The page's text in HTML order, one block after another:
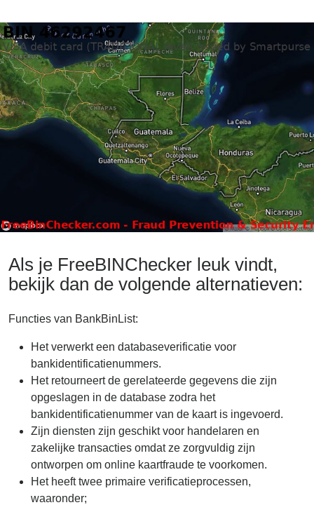
Als je FreeBINChecker leuk vindt,
bekijk dan de volgende alternatieven:
Functies van BankBinList:
Het verwerkt een databaseverificatie voor
bankidentificatienummers.
Het retourneert de gerelateerde gegevens die zijn
opgeslagen in de database zodra het
bankidentificatienummer van de kaart is ingevoerd.
Zijn diensten zijn geschikt voor handelaren en
zakelijke transacties omdat ze zorgvuldig zijn
ontworpen om online kaartfraude te voorkomen.
Het heeft twee primaire verificatieprocessen,
waaronder;